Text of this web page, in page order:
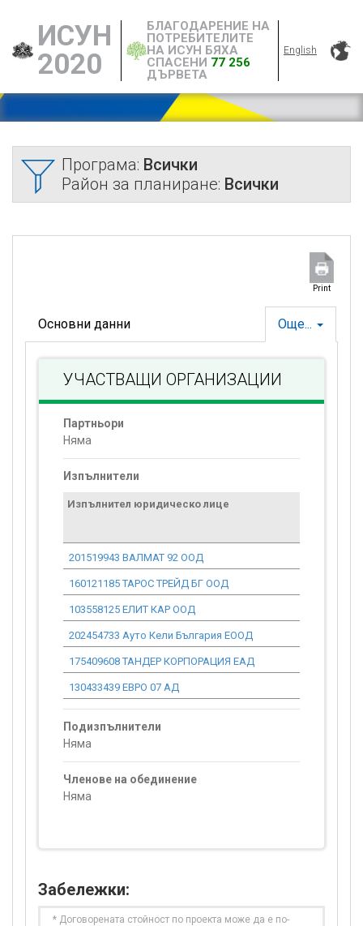
ИСУН
2020
БЛАГОДАРЕНИЕ НА
ПОТРЕБИТЕЛИТЕ
НА ИСУН БЯХА
СПАСЕНИ 77 256
ДЪРВЕТА
English
Програма: Всички
Район за планиране: Всички
Print
Още...
Основни данни
УЧАСТВАЩИ ОРГАНИЗАЦИИ
Партньори
Няма
Изпълнители
Изпълнител юридическо лице
201519943 ВАЛМАТ 92 ООД
160121185 ТАРОС ТРЕЙД БГ ООД
103558125 ЕЛИТ КАР ООД
202454733 Ауто Кели България ЕООД
175409608 ТАНДЕР КОРПОРАЦИЯ ЕАД
130433439 ЕВРО 07 АД
Подизпълнители
Няма
Членове на обединение
Няма
Забележки:
* Договорената стойност по проекта може да е по-